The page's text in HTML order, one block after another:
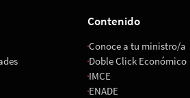
Contenido
Conoce a tu ministro/a
Doble Click Económico
IMCE
ENADE